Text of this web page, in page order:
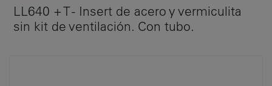
LL640 + T - Insert de acero y vermiculita
sin kit de ventilación. Con tubo.